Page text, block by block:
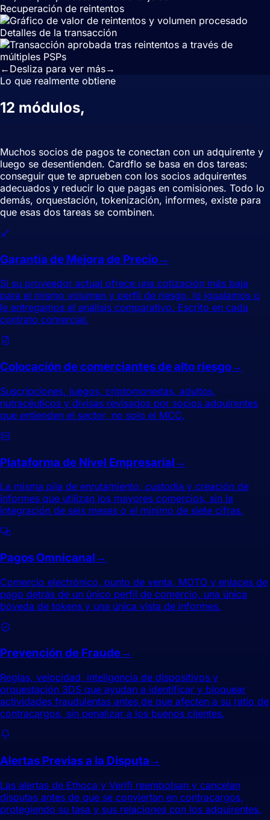
Recuperación de reintentos
Detalles de la transacción
← Desliza para ver más→
Lo que realmente obtiene
12 módulos,
Muchos socios de pagos te conectan con un adquirente y
luego se desentienden. Cardflo se basa en dos tareas:
conseguir que te aprueben con los socios adquirentes
adecuados y reducir lo que pagas en comisiones. Todo lo
demás, orquestación, tokenización, informes, existe para
que esas dos tareas se combinen.
Garantía de Mejora de Precio→
Si su proveedor actual ofrece una cotización más baja
para el mismo volumen y perfil de riesgo, lo igualamos o
le entregamos el análisis comparativo. Escrito en cada
contrato comercial.
Colocación de comerciantes de alto riesgo→
Suscripciones, juegos, criptomonedas, adultos,
nutracéuticos y divisas revisados por socios adquirentes
que entienden el sector, no solo el MCC.
Plataforma de Nivel Empresarial →
La misma pila de enrutamiento, custodia y creación de
informes que utilizan los mayores comercios, sin la
integración de seis meses o el mínimo de siete cifras.
Pagos Omnicanal →
Comercio electrónico, punto de venta, MOTO y enlaces de
pago detrás de un único perfil de comercio, una única
bóveda de tokens y una única vista de informes.
Prevención de Fraude→
Reglas, velocidad, inteligencia de dispositivos y
orquestación 3DS que ayudan a identificar y bloquear
actividades fraudulentas antes de que afecten a su ratio de
contracargos, sin penalizar a los buenos clientes.
Alertas Previas a la Disputa→
Las alertas de Ethoca y Verifi reembolsan y cancelan
disputas antes de que se conviertan en contracargos,
protegiendo su tasa y sus relaciones con los adquirentes.